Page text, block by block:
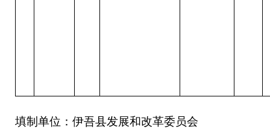
填制单位：伊吾县发展和改